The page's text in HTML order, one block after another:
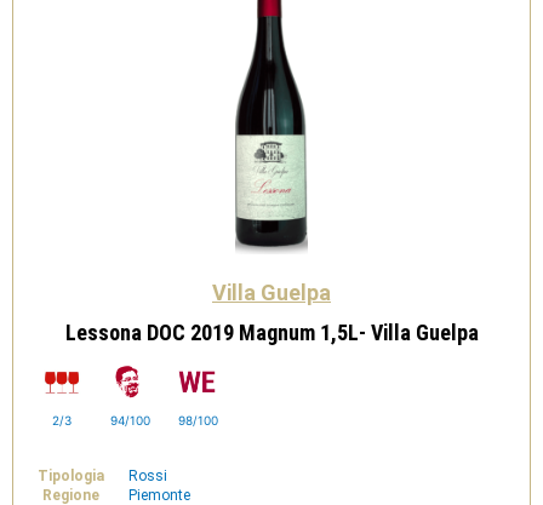
Villa Guelpa
Lessona DOC 2019 Magnum 1,5L- Villa Guelpa
2/3 94/100 98/100
Tipologia
Rossi
Regione
Piemonte